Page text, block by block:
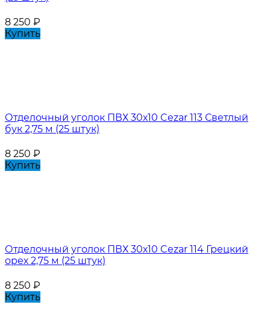
8 250 ₽
Купить
Отделочный уголок ПВХ 30х10 Cezar 113 Светлый
бук 2,75 м (25 штук)
8 250 ₽
Купить
Отделочный уголок ПВХ 30х10 Cezar 114 Грецкий
орех 2,75 м (25 штук)
8 250 ₽
Купить